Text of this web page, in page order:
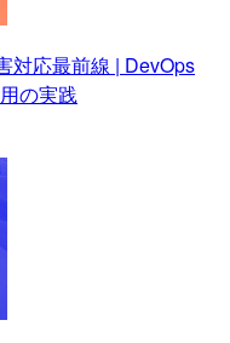
対応最前線 | DevOps
の実践